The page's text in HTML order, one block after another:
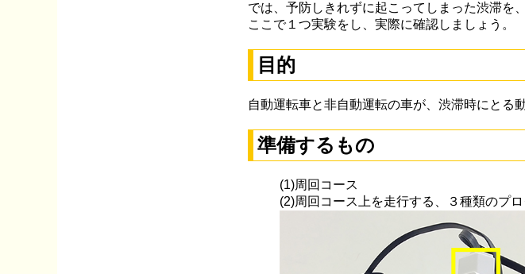
では、予防しきれずに起こってしまった渋滞を
ここで１つ実験をし、実際に確認しましょう。
目的
自動運転車と非自動運転の車が、渋滞時にとる
準備するもの
(1)周回コース
(2)周回コース上を走行する、３種類のプ